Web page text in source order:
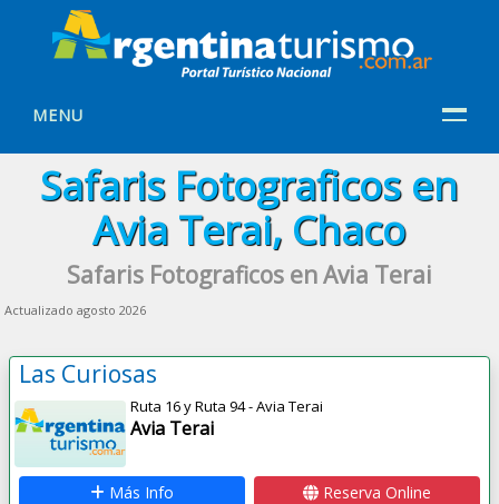
MENU
Safaris Fotograficos en
Avia Terai, Chaco
Safaris Fotograficos en Avia Terai
Actualizado agosto 2026
Las Curiosas
Ruta 16 y Ruta 94 - Avia Terai
Avia Terai
Más Info Reserva Online